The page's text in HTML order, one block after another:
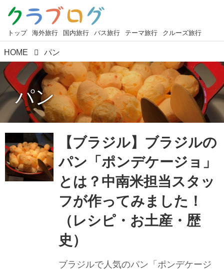
トップ 海外旅行 国内旅行 バス旅行 テーマ旅行 クルーズ旅行
HOME パン
パン
【ブラジル】ブラジルの
パン「ポンデケージョ」
とは？中南米担当スタッ
フが作ってみました！
（レシピ・お土産・歴
史）
ブラジルで人気のパン「ポンデケージ